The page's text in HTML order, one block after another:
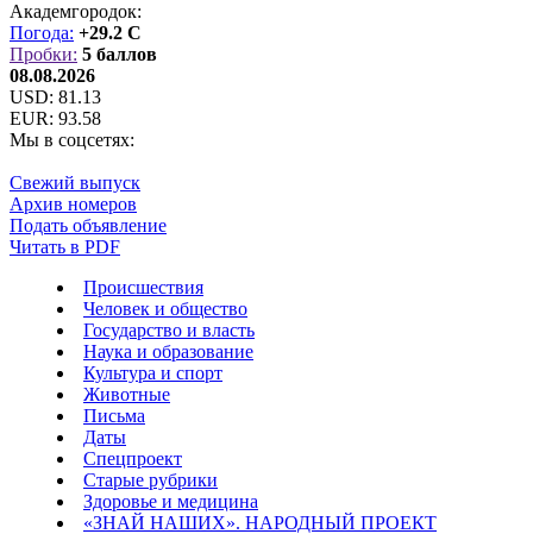
Академгородок:
Погода: +29.2 C
Пробки: 5 баллов
08.08.2026
USD: 81.13
EUR: 93.58
Мы в соцсетях:
Свежий выпуск
Архив номеров
Подать объявление
Читать в PDF
Происшествия
Человек и общество
Государство и власть
Наука и образование
Культура и спорт
Животные
Письма
Даты
Спецпроект
Старые рубрики
Здоровье и медицина
«ЗНАЙ НАШИХ». НАРОДНЫЙ ПРОЕКТ